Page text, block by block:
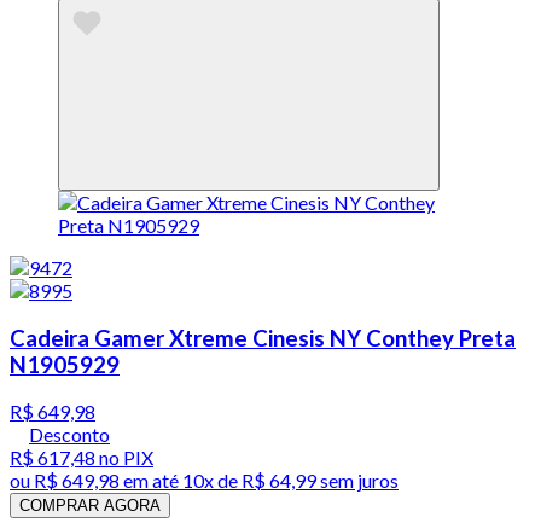
Cadeira Gamer Xtreme Cinesis NY Conthey Preta
N1905929
R$ 649,98
Desconto
R$ 617,48 no PIX
ou R$ 649,98 em até 10x de R$ 64,99 sem juros
COMPRAR AGORA